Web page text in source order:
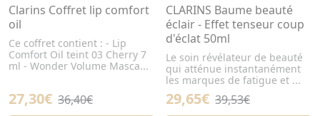
Clarins Coffret lip comfort
oil
Ce coffret contient : - Lip
Comfort Oil teint 03 Cherry 7
ml - Wonder Volume Masca...
27,30€ 36,40€
CLARINS Baume beauté
éclair - Effet tenseur coup
d'éclat 50ml
Le soin révélateur de beauté
qui atténue instantanément
les marques de fatigue et ...
29,65€ 39,53€